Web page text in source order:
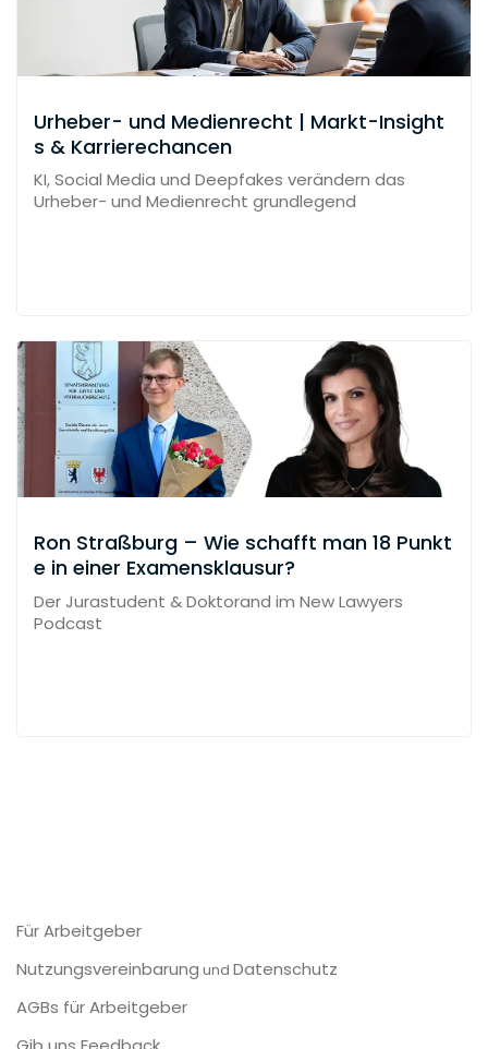
Urheber- und Medienrecht | Markt-Insight
s & Karrierechancen
KI, Social Media und Deepfakes verändern das
Urheber- und Medienrecht grundlegend
Ron Straßburg – Wie schafft man 18 Punkt
e in einer Examensklausur?
Der Jurastudent & Doktorand im New Lawyers
Podcast
Für Arbeitgeber
Nutzungsvereinbarung und Datenschutz
AGBs für Arbeitgeber